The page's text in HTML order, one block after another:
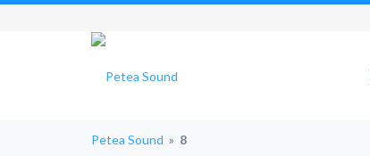
Petea Sound » 8